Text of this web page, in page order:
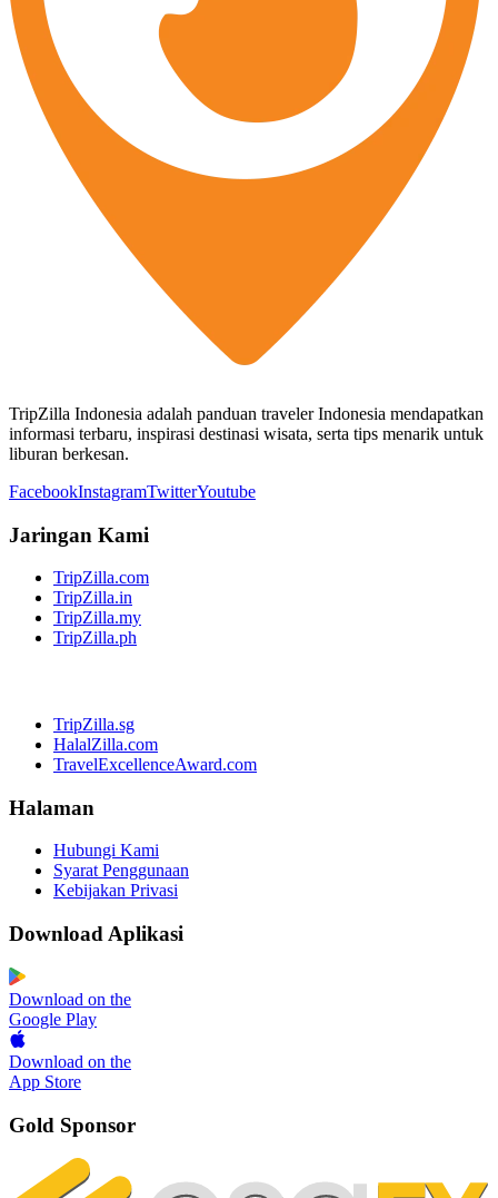
TripZilla Indonesia adalah panduan traveler Indonesia mendapatkan
informasi terbaru, inspirasi destinasi wisata, serta tips menarik untuk
liburan berkesan.
FacebookInstagramTwitterYoutube
Jaringan Kami
TripZilla.com
TripZilla.in
TripZilla.my
TripZilla.ph
TripZilla.sg
HalalZilla.com
TravelExcellenceAward.com
Halaman
Hubungi Kami
Syarat Penggunaan
Kebijakan Privasi
Download Aplikasi
Download on the
Google Play
Download on the
App Store
Gold Sponsor